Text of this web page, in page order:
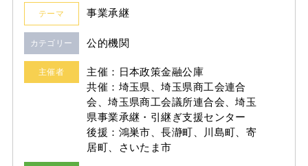
カテゴリー 公的機関
テーマ 事業承継
主催者
主催：日本政策金融公庫
共催：埼玉県、埼玉県商工会連合
会、埼玉県商工会議所連合会、埼玉
県事業承継・引継ぎ支援センター
後援：鴻巣市、長瀞町、川島町、寄
居町、さいたま市